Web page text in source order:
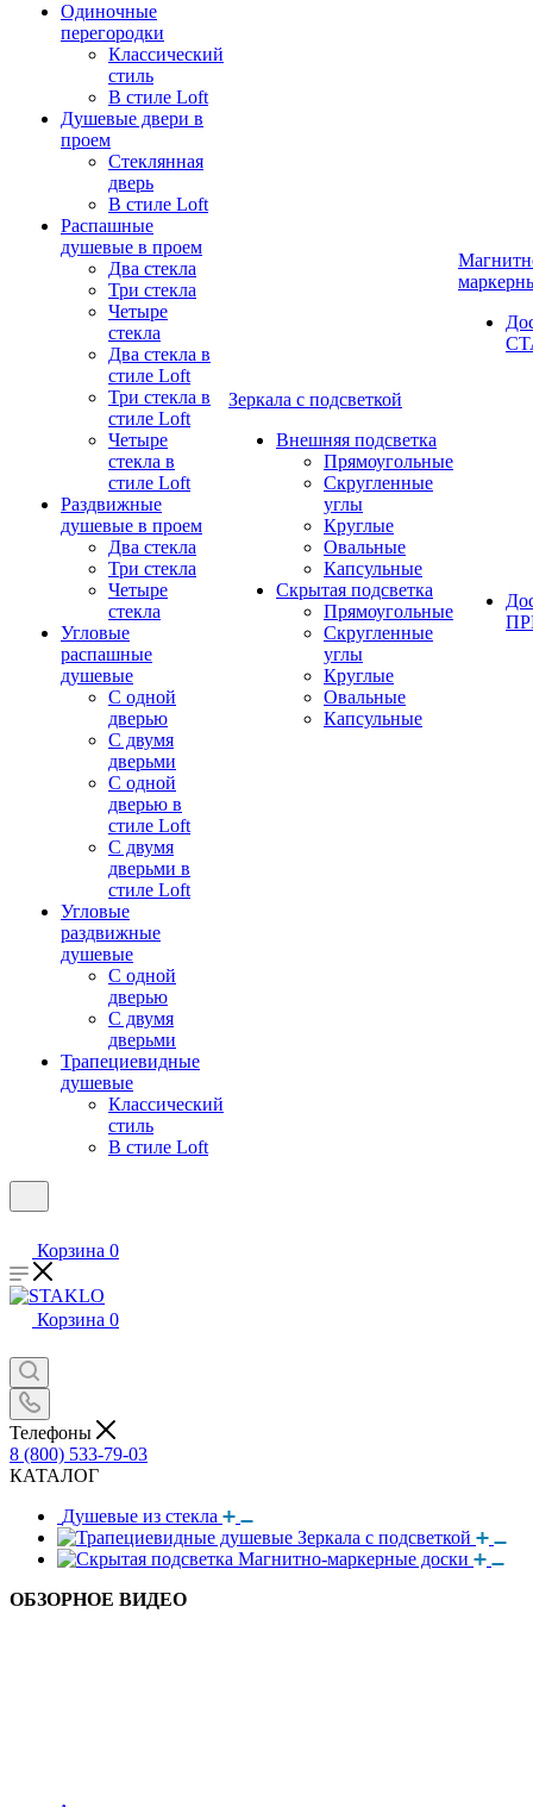
Одиночные
перегородки
Классический
стиль
В стиле Loft
Душевые двери в
проем
Стеклянная
дверь
В стиле Loft
Распашные
душевые в проем
Два стекла
Три стекла
Четыре
стекла
Два стекла в
стиле Loft
Три стекла в
стиле Loft
Четыре
стекла в
стиле Loft
Раздвижные
душевые в проем
Два стекла
Три стекла
Четыре
стекла
Угловые
распашные
душевые
С одной
дверью
С двумя
дверьми
С одной
дверью в
стиле Loft
С двумя
дверьми в
стиле Loft
Угловые
раздвижные
душевые
С одной
дверью
С двумя
дверьми
Трапециевидные
душевые
Классический
стиль
В стиле Loft
Зеркала с подсветкой
Внешняя подсветка
Прямоугольные
Скругленные
углы
Круглые
Овальные
Капсульные
Скрытая подсветка
Прямоугольные
Скругленные
углы
Круглые
Овальные
Капсульные
Корзина 0
Корзина 0
Телефоны
8 (800) 533-79-03
КАТАЛОГ
Душевые из стекла
Зеркала с подсветкой
Магнитно-маркерные доски
ОБЗОРНОЕ ВИДЕО